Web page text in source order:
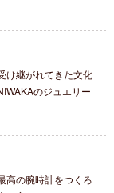
け継がれてきた文化
のジュエリー
高の腕時計をつくろ